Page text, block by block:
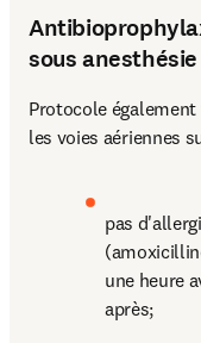
sous
Protocole
les voies aériennes
pas
une heure
après;